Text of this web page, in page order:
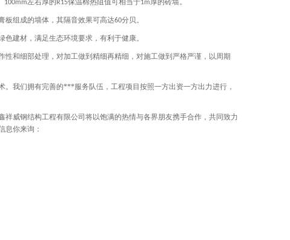
100mm左右厚的 R15保温棉热阻值可相当于1m厚的砖墙。
板组成的墙体，其隔音效果可高达60分贝。
建材，满足生态环境要求，有利于健康。
和细部处理，对加工做到精细再精细，对施工做到严格严谨，以周期
我们拥有完善的***服务队伍，工程项目按照一方出资一方出力进行，
威钢结构工程有限公司将以饱满的热情与各界朋友携手合作，共同致力
息你来询 ：